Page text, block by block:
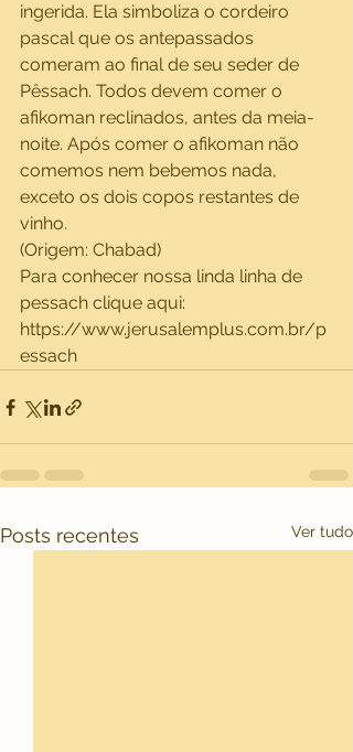
ingerida. Ela simboliza o cordeiro
pascal que os antepassados
comeram ao final de seu seder de
Pêssach. Todos devem comer o
afikoman reclinados, antes da meia-
noite. Após comer o afikoman não
comemos nem bebemos nada,
exceto os dois copos restantes de
vinho.
(Origem: Chabad)
Para conhecer nossa linda linha de
pessach clique aqui:
https://www.jerusalemplus.com.br/p
essach
Posts recentes Ver tudo